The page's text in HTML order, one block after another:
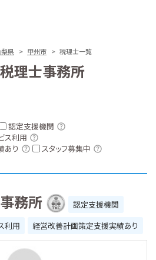
県 甲州市 税理士一覧
理士事務所
認定支援機関
ス利用
あり
スタッフ募集中
務所
認定支援機関
利用
経営改善計画策定支援実績あり